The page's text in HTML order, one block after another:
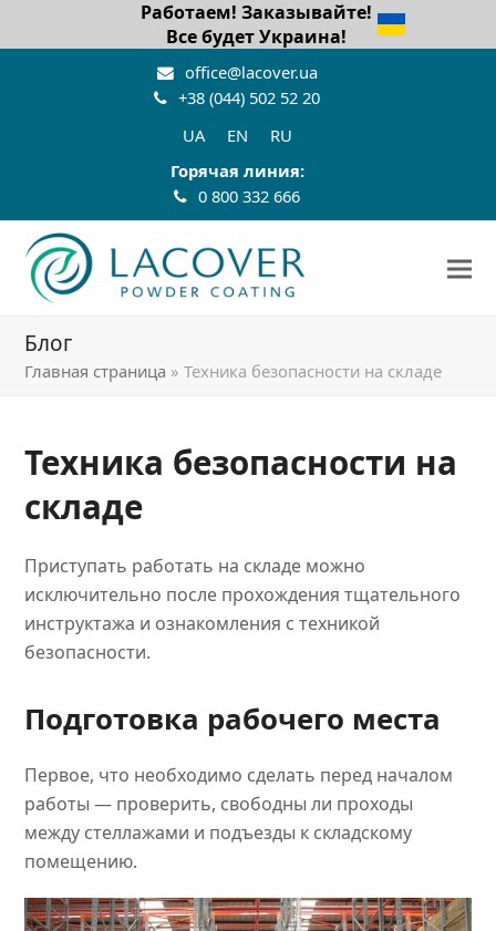
Работаем! Заказывайте!
Все будет Украина!
office@lacover.ua
+38 (044) 502 52 20
UA
EN
RU
Горячая линия:
0 800 332 666
Блог
Главная страница »Техника безопасности на складе
Техника безопасности на
складе
Приступать работать на складе можно
исключительно после прохождения тщательного
инструктажа и ознакомления с техникой
безопасности.
Подготовка рабочего места
Первое, что необходимо сделать перед началом
работы — проверить, свободны ли проходы
между стеллажами и подъезды к складскому
помещению.